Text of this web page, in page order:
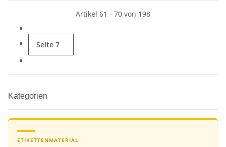
Artikel 61 - 70 von 198
Seite 7
Kategorien
ETIKETTENMATERIAL